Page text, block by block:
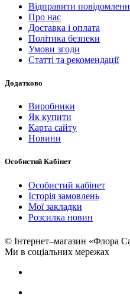
Відправити
Про нас
Доставка і оплата
Політика безпеки
Умови згоди
Статті та рекомендації
Додатково
Виробники
Як купити
Карта сайту
Новини
Особистий Кабінет
Особистий кабінет
Історія замовлень
Мої закладки
Розсилка новин
© Інтернет–магазин «Флора
Ми в соціальних мережах